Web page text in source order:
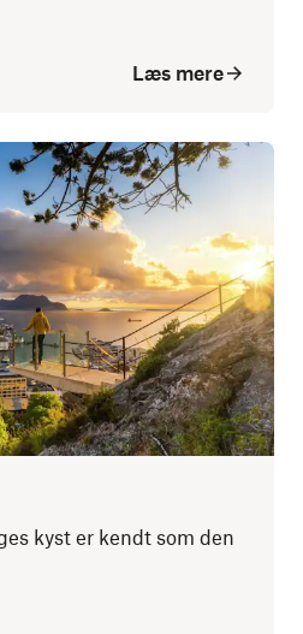
Læs mere
kyst er kendt som den